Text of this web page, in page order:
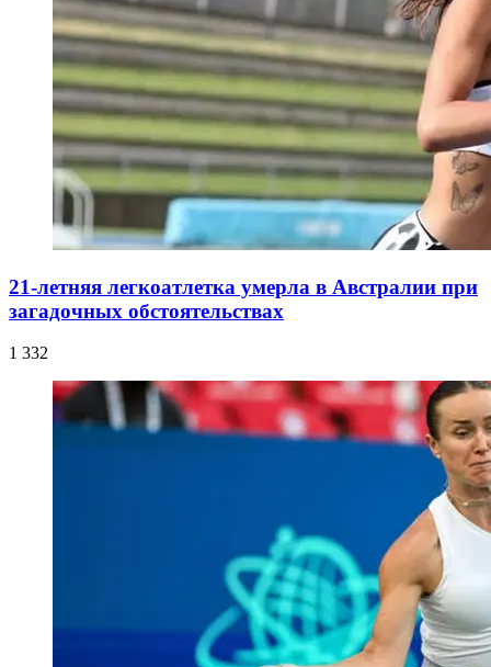
21-летняя легкоатлетка умерла в Австралии при
загадочных обстоятельствах
1 332